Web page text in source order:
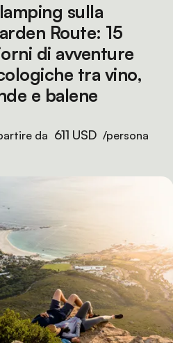
sulla
Route: 15
di avventure
tra vino,
e balene
da 611 USD /persona